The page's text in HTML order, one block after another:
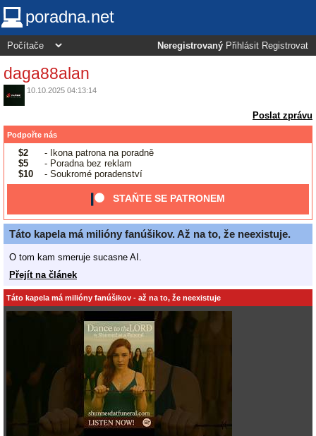
poradna.net
Neregistrovaný Přihlásit Registrovat
daga88alan
10.10.2025 04:13:14
Poslat zprávu
Podpořte nás
$2
- Ikona patrona na poradně
$5
- Poradna bez reklam
$10
- Soukromé poradenství
STAŇTE SE PATRONEM
Táto kapela má milióny fanúšikov. Až na to, že neexistuje.
O tom kam smeruje sucasne AI.
Přejít na článek
Táto kapela má milióny fanúšikov - až na to, že neexistuje